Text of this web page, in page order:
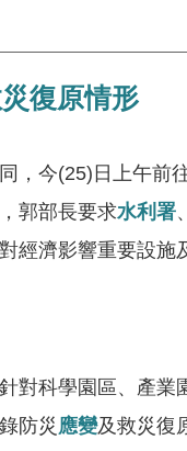
復原情形
，今(25)日上午前
郭部長要求水利署
經濟影響重要設施
科學園區、產業
防災 應變及救災復